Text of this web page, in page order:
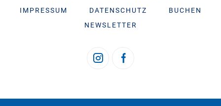
IMPRESSUM
DATENSCHUTZ
BUCHEN
NEWSLETTER